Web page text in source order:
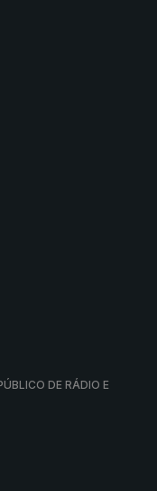
DE RÁDIO E